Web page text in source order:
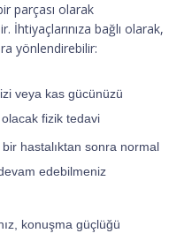
parçası olarak
İhtiyaçlarınıza bağlı olarak,
yönlendirebilir:
veya kas gücünüzü
olacak fizik tedavi
hastalıktan sonra normal
edebilmeniz
konuşma güçlüğü